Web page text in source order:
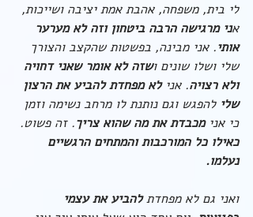
לי בית, משפחה, אהבת אמת יציבה ושייכות,
אני מרגישה הרבה ביטחון וזה לא מערער
אותי. אני מבינה, בפשטות שהקצב והצורך
שלי ושלו שונים ושזה לא אומר שאני דחויה
ולא רצויה. אני לא מפחדת להביע את הרצון
שלי להפגש וגם נותנת לו מרחב נשימה וזמן
כי אני מכבדת את מה שהוא צריך. זה פשוט.
כאילו כל המורכבות והמתחים הרגשיים
נעלמו.
ואני גם לא מפחדת להביע את עצמי